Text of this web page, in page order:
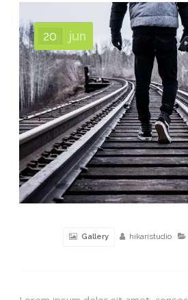
Gallery hikaristudio
20 jun